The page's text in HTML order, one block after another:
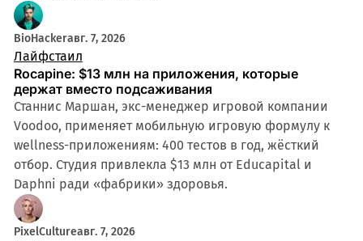
BioHackerавг. 7, 2026
Лайфстаил
Rocapine: $13 млн на приложения, которые
держат вместо подсаживания
Станнис Маршан, экс-менеджер игровой компании
Voodoo, применяет мобильную игровую формулу к
wellness-приложениям: 400 тестов в год, жёсткий
отбор. Студия привлекла $13 млн от Educapital и
Daphni ради «фабрики» здоровья.
PixelCultureавг. 7, 2026